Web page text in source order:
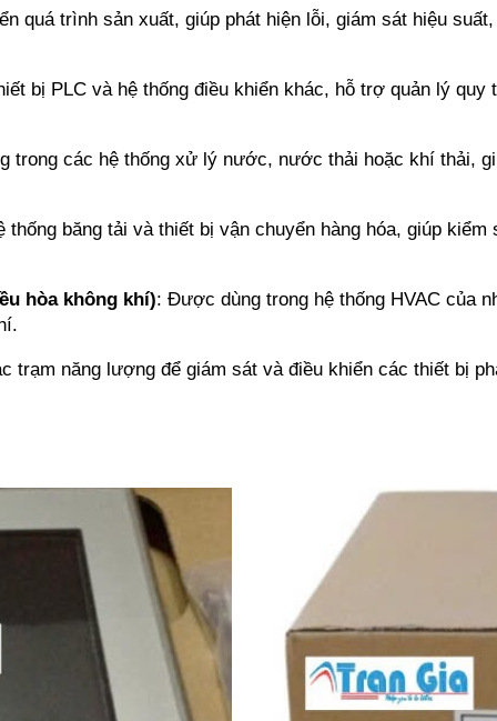
quá trình sản xuất, giúp phát hiện lỗi, giám sát hiệu
bị PLC và hệ thống điều khiển khác, hỗ trợ quản lý
trong các hệ thống xử lý nước, nước thải hoặc khí thải,
thống băng tải và thiết bị vận chuyển hàng hóa, giúp
hòa không khí): Được dùng trong hệ thống HVAC của
trạm năng lượng để giám sát và điều khiển các thiết bị